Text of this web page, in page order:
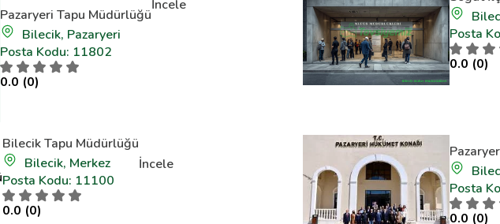
Pazaryeri Tapu Müdürlüğü
Bilecik, Pazaryeri
Posta Kodu: 11802
0.0 (0)
İncele
Posta
0.0 (0)
Bilecik Tapu Müdürlüğü
Bilecik, Merkez
Posta Kodu: 11100
0.0 (0)
İncele
Posta
0.0 (0)